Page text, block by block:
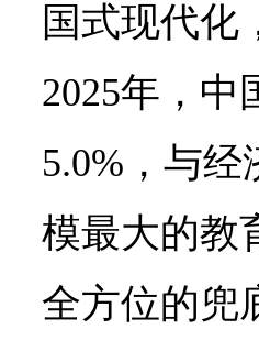
国式现代化
2025年，
5.0%，与
模最大的教
全方位的兜